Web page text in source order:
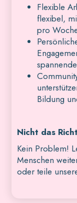
Flexible
flexibel,
pro
Bildung
Nicht das
Kein Problem!
Menschen
oder teile